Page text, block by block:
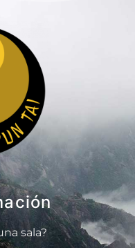
sala?